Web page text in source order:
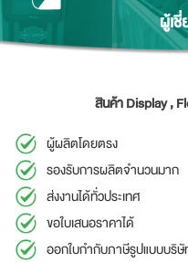
ผู้เ
สินค้า Display ,
ผู้ผลิตโดยตรง
รองรับการผลิตจำนวนมาก
ส่งงานได้ทั่วประเทศ
ขอใบเสนอราคาได้
ออกใบกำกับภาษีรูปแบบบริ